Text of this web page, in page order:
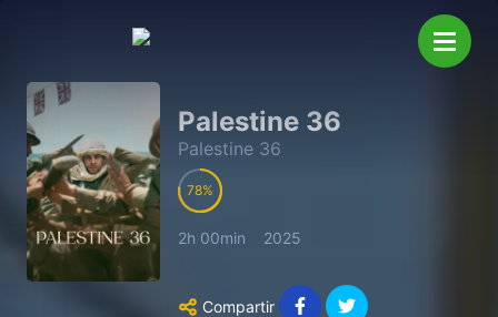
Palestine 36
Palestine 36
78
2h 00min 2025
Compartir